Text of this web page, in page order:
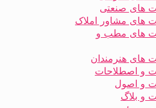
های صنعتی
های مشاور املاک
های مطب و
هنرمندان
و اصطلاحات
و اصول
و بلاگ